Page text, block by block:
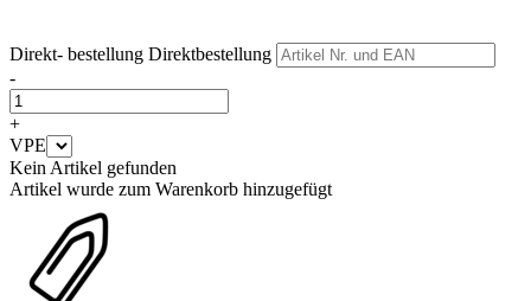
Direkt- bestellung Direktbestellung
-
+
VPE
Kein Artikel gefunden
Artikel wurde zum Warenkorb hinzugefügt